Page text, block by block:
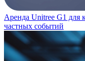
Аренда Unitree G1 для
частных событий